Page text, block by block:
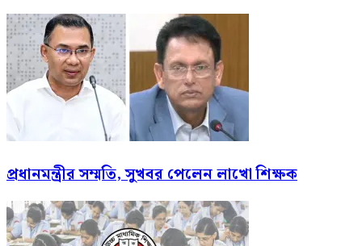
প্রধানমন্ত্রীর সম্মতি, সুখবর পেলেন লাখো শিক্ষক